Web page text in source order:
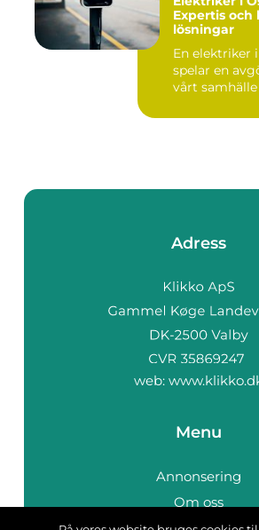
Expertis och
lösningar
En elektriker
spelar en
vårt
Adress
web:
Menu
Annonsering
Om oss